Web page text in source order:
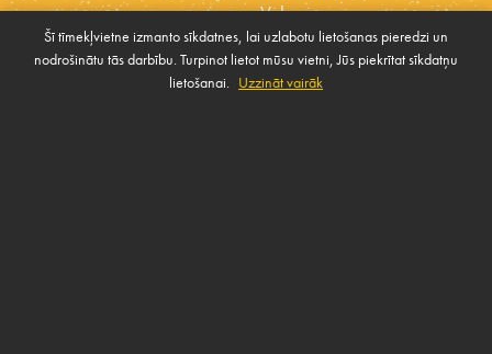
Sīkdatnes
Vakances
Ētikas kodekss
Sabiedrības atbalsta
Šī tīmekļvietne izmanto sīkdatnes, lai uzlabotu lietošanas pieredzi un
nodrošinātu tās darbību. Turpinot lietot mūsu vietni, Jūs piekrītat sīkdatņu
lietošanai. Uzzināt vairāk